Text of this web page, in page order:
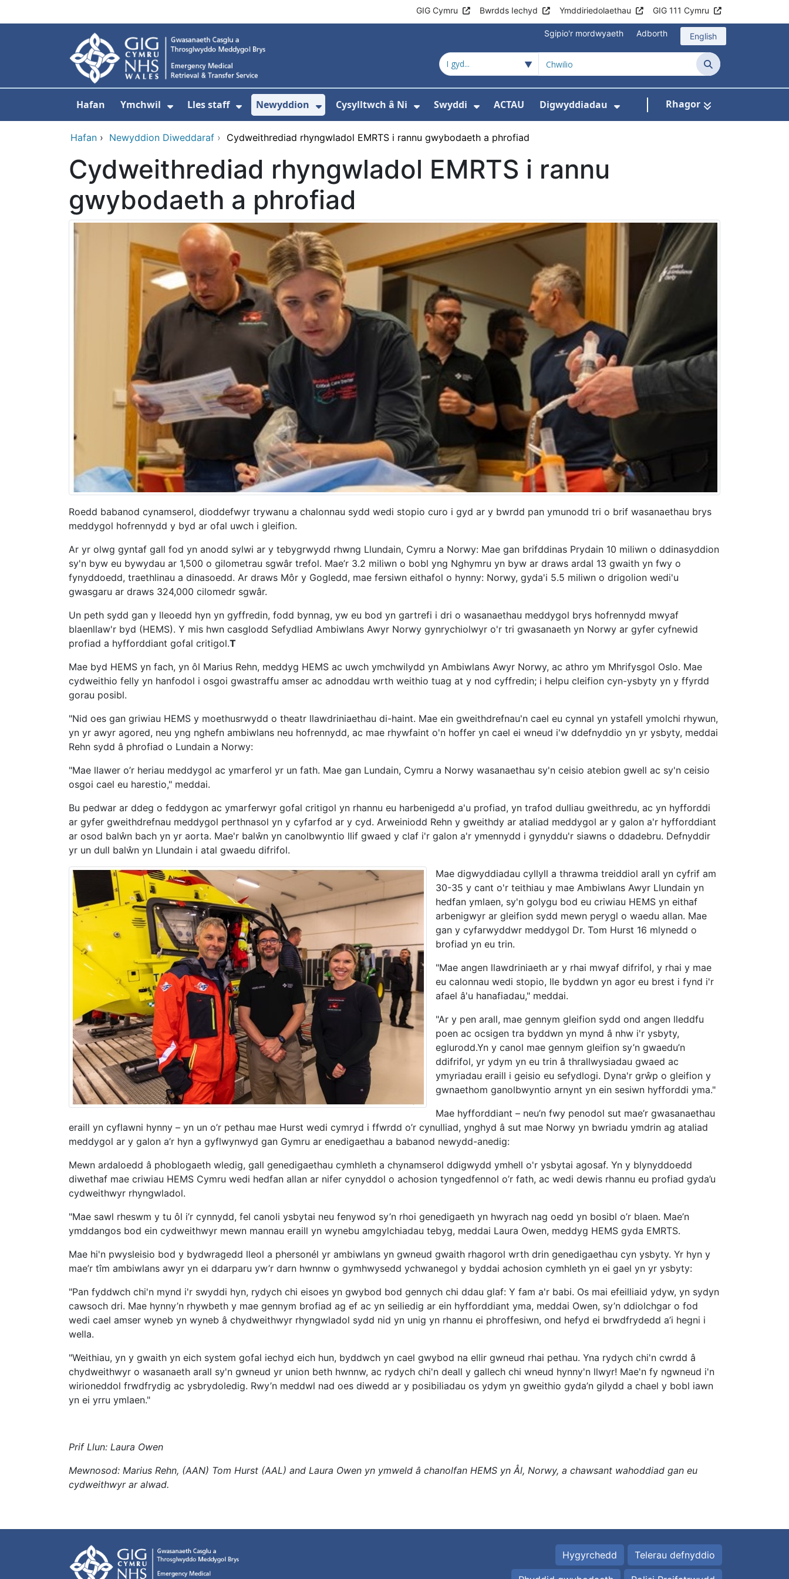
GIG Cymru Bwrdds Iechyd Ymddiriedolaethau GIG 111 Cymru
Sgipio'r mordwyaeth Adborth English
Chwilio
Hafan Ymchwil
Dangos isddewislen ar gyfer Ymchwil
Lles staff
Dangos isddewislen ar gyfer Lles staff
Newyddion
Dangos isddewislen ar gyfer Newyddion
Cysylltwch â Ni Swyddi ACTAU Digwyddiadau Rhagor
Hafan › Newyddion Diweddaraf › Cydweithrediad rhyngwladol EMRTS i rannu gwybodaeth a phrofiad
Cydweithrediad rhyngwladol EMRTS i rannu
gwybodaeth a phrofiad
Roedd babanod cynamserol, dioddefwyr trywanu a chalonnau sydd wedi stopio curo i gyd ar y bwrdd pan ymunodd tri o brif wasanaethau brys
meddygol hofrennydd y byd ar ofal uwch i gleifion.
Ar yr olwg gyntaf gall fod yn anodd sylwi ar y tebygrwydd rhwng Llundain, Cymru a Norwy: Mae gan brifddinas Prydain 10 miliwn o ddinasyddion
sy'n byw eu bywydau ar 1,500 o gilometrau sgwâr trefol. Mae’r 3.2 miliwn o bobl yng Nghymru yn byw ar draws ardal 13 gwaith yn fwy o
fynyddoedd, traethlinau a dinasoedd. Ar draws Môr y Gogledd, mae fersiwn eithafol o hynny: Norwy, gyda'i 5.5 miliwn o drigolion wedi'u
gwasgaru ar draws 324,000 cilomedr sgwâr.
Un peth sydd gan y lleoedd hyn yn gyffredin, fodd bynnag, yw eu bod yn gartrefi i dri o wasanaethau meddygol brys hofrennydd mwyaf
blaenllaw'r byd (HEMS). Y mis hwn casglodd Sefydliad Ambiwlans Awyr Norwy gynrychiolwyr o'r tri gwasanaeth yn Norwy ar gyfer cyfnewid
profiad a hyfforddiant gofal critigol.T
Mae byd HEMS yn fach, yn ôl Marius Rehn, meddyg HEMS ac uwch ymchwilydd yn Ambiwlans Awyr Norwy, ac athro ym Mhrifysgol Oslo. Mae
cydweithio felly yn hanfodol i osgoi gwastraffu amser ac adnoddau wrth weithio tuag at y nod cyffredin; i helpu cleifion cyn-ysbyty yn y ffyrdd
gorau posibl.
"Nid oes gan griwiau HEMS y moethusrwydd o theatr llawdriniaethau di-haint. Mae ein gweithdrefnau'n cael eu cynnal yn ystafell ymolchi rhywun,
yn yr awyr agored, neu yng nghefn ambiwlans neu hofrennydd, ac mae rhywfaint o'n hoffer yn cael ei wneud i'w ddefnyddio yn yr ysbyty, meddai
Rehn sydd â phrofiad o Lundain a Norwy:
"Mae llawer o’r heriau meddygol ac ymarferol yr un fath. Mae gan Lundain, Cymru a Norwy wasanaethau sy'n ceisio atebion gwell ac sy'n ceisio
osgoi cael eu harestio," meddai.
Bu pedwar ar ddeg o feddygon ac ymarferwyr gofal critigol yn rhannu eu harbenigedd a'u profiad, yn trafod dulliau gweithredu, ac yn hyfforddi
ar gyfer gweithdrefnau meddygol perthnasol yn y cyfarfod ar y cyd. Arweiniodd Rehn y gweithdy ar ataliad meddygol ar y galon a'r hyfforddiant
ar osod balŵn bach yn yr aorta. Mae'r balŵn yn canolbwyntio llif gwaed y claf i'r galon a'r ymennydd i gynyddu'r siawns o ddadebru. Defnyddir
yr un dull balŵn yn Llundain i atal gwaedu difrifol.
Mae digwyddiadau cyllyll a thrawma treiddiol arall yn cyfrif am
30-35 y cant o'r teithiau y mae Ambiwlans Awyr Llundain yn
hedfan ymlaen, sy'n golygu bod eu criwiau HEMS yn eithaf
arbenigwyr ar gleifion sydd mewn perygl o waedu allan. Mae
gan y cyfarwyddwr meddygol Dr. Tom Hurst 16 mlynedd o
brofiad yn eu trin.
"Mae angen llawdriniaeth ar y rhai mwyaf difrifol, y rhai y mae
eu calonnau wedi stopio, lle byddwn yn agor eu brest i fynd i'r
afael â'u hanafiadau," meddai.
"Ar y pen arall, mae gennym gleifion sydd ond angen lleddfu
poen ac ocsigen tra byddwn yn mynd â nhw i'r ysbyty,
eglurodd.Yn y canol mae gennym gleifion sy’n gwaedu’n
ddifrifol, yr ydym yn eu trin â thrallwysiadau gwaed ac
ymyriadau eraill i geisio eu sefydlogi. Dyna'r grŵp o gleifion y
gwnaethom ganolbwyntio arnynt yn ein sesiwn hyfforddi yma."
Mae hyfforddiant – neu’n fwy penodol sut mae’r gwasanaethau
eraill yn cyflawni hynny – yn un o’r pethau mae Hurst wedi cymryd i ffwrdd o’r cynulliad, ynghyd â sut mae Norwy yn bwriadu ymdrin ag ataliad
meddygol ar y galon a’r hyn a gyflwynwyd gan Gymru ar enedigaethau a babanod newydd-anedig:
Mewn ardaloedd â phoblogaeth wledig, gall genedigaethau cymhleth a chynamserol ddigwydd ymhell o'r ysbytai agosaf. Yn y blynyddoedd
diwethaf mae criwiau HEMS Cymru wedi hedfan allan ar nifer cynyddol o achosion tyngedfennol o’r fath, ac wedi dewis rhannu eu profiad gyda’u
cydweithwyr rhyngwladol.
"Mae sawl rheswm y tu ôl i’r cynnydd, fel canoli ysbytai neu fenywod sy’n rhoi genedigaeth yn hwyrach nag oedd yn bosibl o’r blaen. Mae’n
ymddangos bod ein cydweithwyr mewn mannau eraill yn wynebu amgylchiadau tebyg, meddai Laura Owen, meddyg HEMS gyda EMRTS.
Mae hi'n pwysleisio bod y bydwragedd lleol a phersonél yr ambiwlans yn gwneud gwaith rhagorol wrth drin genedigaethau cyn ysbyty. Yr hyn y
mae’r tîm ambiwlans awyr yn ei ddarparu yw’r darn hwnnw o gymhwysedd ychwanegol y byddai achosion cymhleth yn ei gael yn yr ysbyty:
"Pan fyddwch chi'n mynd i'r swyddi hyn, rydych chi eisoes yn gwybod bod gennych chi ddau glaf: Y fam a'r babi. Os mai efeilliaid ydyw, yn sydyn
cawsoch dri. Mae hynny’n rhywbeth y mae gennym brofiad ag ef ac yn seiliedig ar ein hyfforddiant yma, meddai Owen, sy’n ddiolchgar o fod
wedi cael amser wyneb yn wyneb â chydweithwyr rhyngwladol sydd nid yn unig yn rhannu ei phroffesiwn, ond hefyd ei brwdfrydedd a’i hegni i
wella.
"Weithiau, yn y gwaith yn eich system gofal iechyd eich hun, byddwch yn cael gwybod na ellir gwneud rhai pethau. Yna rydych chi'n cwrdd â
chydweithwyr o wasanaeth arall sy'n gwneud yr union beth hwnnw, ac rydych chi'n deall y gallech chi wneud hynny'n llwyr! Mae'n fy ngwneud i'n
wirioneddol frwdfrydig ac ysbrydoledig. Rwy’n meddwl nad oes diwedd ar y posibiliadau os ydym yn gweithio gyda’n gilydd a chael y bobl iawn
yn ei yrru ymlaen."
Prif Llun: Laura Owen
Mewnosod: Marius Rehn, (AAN) Tom Hurst (AAL) and Laura Owen yn ymweld â chanolfan HEMS yn Ål, Norwy, a chawsant wahoddiad gan eu
cydweithwyr ar alwad.
Hygyrchedd Telerau defnyddio